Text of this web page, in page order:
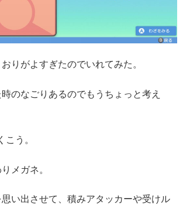
りがよすぎたのでいれてみた。
のなごりあるのでもうちょっと考え
こう。
メガネ。
い出させて、積みアタッカーや受けル